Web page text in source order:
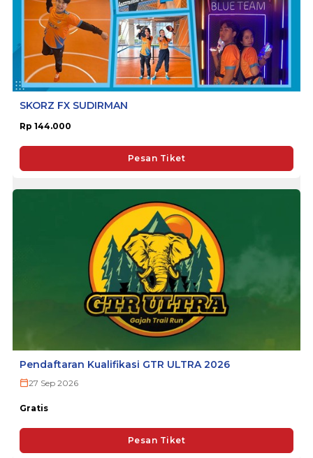
SKORZ FX SUDIRMAN
Rp 144.000
Pesan Tiket
Pendaftaran Kualifikasi GTR ULTRA 2026
27 Sep 2026
Gratis
Pesan Tiket